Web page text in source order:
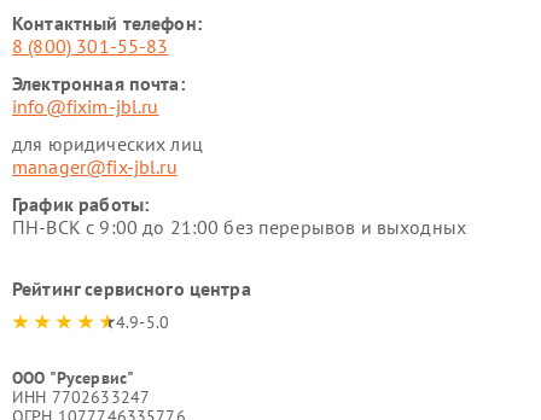
Контактный телефон:
8 (800) 301-55-83
Электронная почта:
info@fixim-jbl.ru
для юридических лиц
manager@fix-jbl.ru
График работы:
ПН-ВСК с 9:00 до 21:00 без перерывов и выходных
Рейтинг сервисного центра
4.9-5.0
ООО "Русервис"
ИНН 7702633247